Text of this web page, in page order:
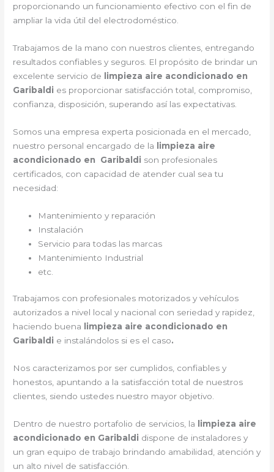
proporcionando un funcionamiento efectivo con el fin de
ampliar la vida útil del electrodoméstico.
Trabajamos de la mano con nuestros clientes, entregando
resultados confiables y seguros. El propósito de brindar un
excelente servicio de
limpieza aire acondicionado en
Garibaldi es proporcionar satisfacción total, compromiso,
confianza, disposición, superando así las expectativas.
Somos una empresa experta posicionada en el mercado,
nuestro personal encargado de la
limpieza aire
acondicionado en Garibaldi son profesionales
certificados, con capacidad de atender cual sea tu
necesidad:
Mantenimiento y reparación
Instalación
Servicio para todas las marcas
Mantenimiento Industrial
etc.
Trabajamos con profesionales motorizados y vehículos
autorizados a nivel local y nacional con seriedad y rapidez,
haciendo buena
limpieza aire acondicionado en
Garibaldi e instalándolos si es el caso.
Nos caracterizamos por ser cumplidos, confiables y
honestos, apuntando a la satisfacción total de nuestros
clientes, siendo ustedes nuestro mayor objetivo.
Dentro de nuestro portafolio de servicios, la
limpieza aire
acondicionado en Garibaldi dispone de instaladores y
un gran equipo de trabajo brindando amabilidad, atención y
un alto nivel de satisfacción.